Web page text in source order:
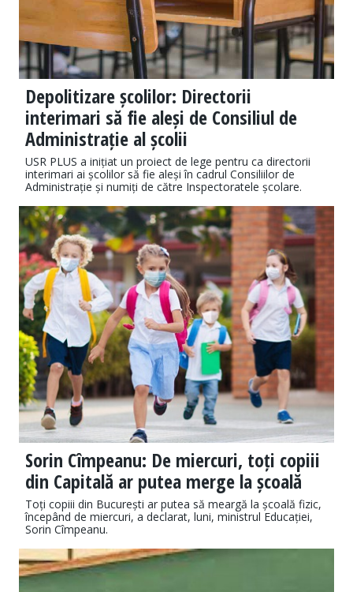
Depolitizare școlilor: Directorii
interimari să fie aleși de Consiliul de
Administrație al școlii
USR PLUS a inițiat un proiect de lege pentru ca directorii
interimari ai școlilor să fie aleși în cadrul Consiliilor de
Administrație și numiți de către Inspectoratele școlare.
Sorin Cîmpeanu: De miercuri, toți copiii
din Capitală ar putea merge la școală
Toți copiii din București ar putea să meargă la școală fizic,
începând de miercuri, a declarat, luni, ministrul Educației,
Sorin Cîmpeanu.